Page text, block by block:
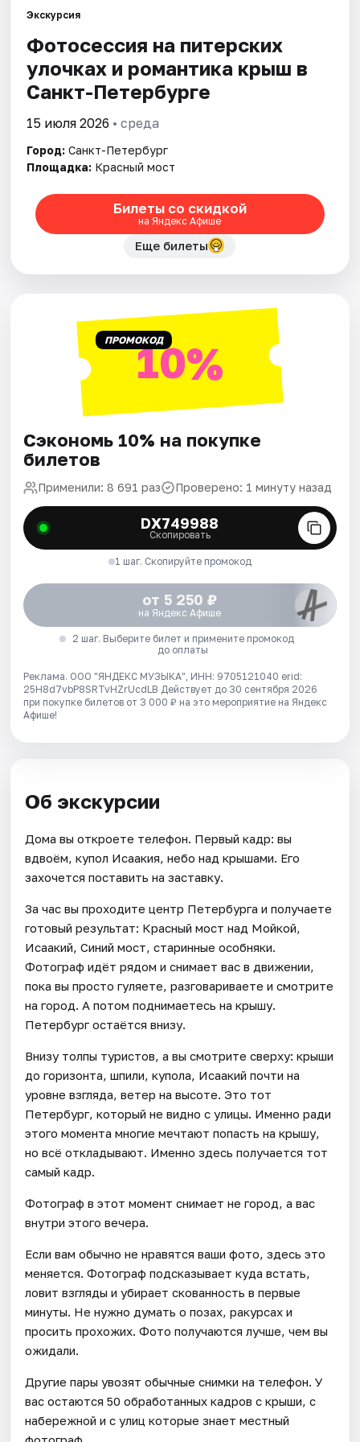
Города
Площадки
Артисты
Рейтинги
Экскурсия
Фотосессия на питерских
улочках и романтика крыш в
Санкт-Петербурге
15 июля 2026 • среда
Город: Санкт-Петербург
Площадка: Красный мост
Билеты со скидкой
на Яндекс Афише
Еще билеты
ПРОМОКОД10%
Сэкономь 10% на покупке
билетов
Применили: 8 691 раз Проверено: 1 минуту назад
DX749988
Скопировать
1 шаг. Скопируйте промокод
от 5 250 ₽
на Яндекс Афише
2 шаг. Выберите билет и примените промокод
до оплаты
Реклама. ООО "ЯНДЕКС МУЗЫКА", ИНН: 9705121040 erid:
25H8d7vbP8SRTvHZrUcdLB Действует до 30 сентября 2026
при покупке билетов от 3 000 ₽ на это мероприятие на Яндекс
Афише!
Об экскурсии
Дома вы откроете телефон. Первый кадр: вы
вдвоём, купол Исаакия, небо над крышами. Его
захочется поставить на заставку.
За час вы проходите центр Петербурга и получаете
готовый результат: Красный мост над Мойкой,
Исаакий, Синий мост, старинные особняки.
Фотограф идёт рядом и снимает вас в движении,
пока вы просто гуляете, разговариваете и смотрите
на город. А потом поднимаетесь на крышу.
Петербург остаётся внизу.
Внизу толпы туристов, а вы смотрите сверху: крыши
до горизонта, шпили, купола, Исаакий почти на
уровне взгляда, ветер на высоте. Это тот
Петербург, который не видно с улицы. Именно ради
этого момента многие мечтают попасть на крышу,
но всё откладывают. Именно здесь получается тот
самый кадр.
Фотограф в этот момент снимает не город, а вас
внутри этого вечера.
Если вам обычно не нравятся ваши фото, здесь это
меняется. Фотограф подсказывает куда встать,
ловит взгляды и убирает скованность в первые
минуты. Не нужно думать о позах, ракурсах и
просить прохожих. Фото получаются лучше, чем вы
ожидали.
Другие пары увозят обычные снимки на телефон. У
вас остаются 50 обработанных кадров с крыши, с
набережной и с улиц которые знает местный